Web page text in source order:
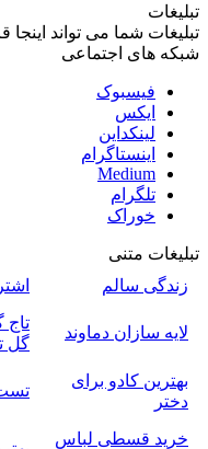
تبلیغات
تبلیغات شما می تواند اینجا
شبکه های اجتماعی
فیسبوک
ایکس
لینکداین
اینستاگرام
Medium
تلگرام
خوراک
تبلیغات متنی
زندگی سالم
لایه سازان دماوند
تاج
گل
بهترین کادو برای
دختر
خرید قسطی لباس